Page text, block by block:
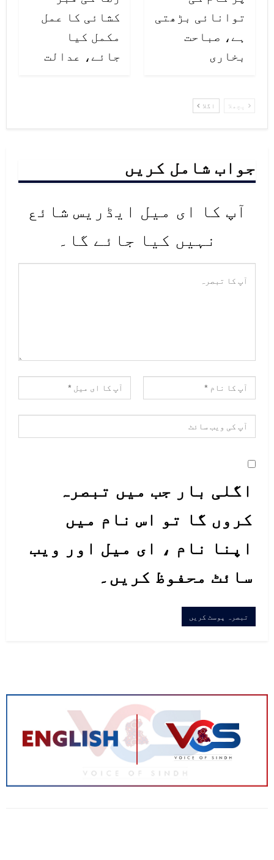
توانائی بڑھتی
ہے، صباحت
بخاری
کشائی کا عمل
مکمل کیا
جائے، عدالت
پچھلا اگلا
جواب شامل کریں
آپ کا ای میل ایڈریس شائع
نہیں کیا جائے گا۔
اگلی بار جب میں تبصرہ
کروں گا تو اس نام میں
اپنا نام ، ای میل اور ویب
سائٹ محفوظ کریں۔